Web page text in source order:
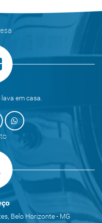
em casa.
Belo Horizonte - MG